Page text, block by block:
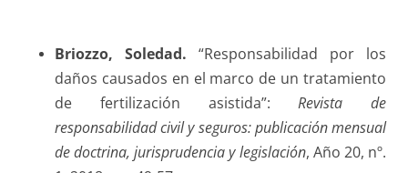
Briozzo, Soledad. “Responsabilidad por los
daños causados en el marco de un tratamiento
de fertilización asistida”:Revista de
responsabilidad civil y seguros: publicación mensual
de doctrina, jurisprudencia y legislación, Año 20, nº.